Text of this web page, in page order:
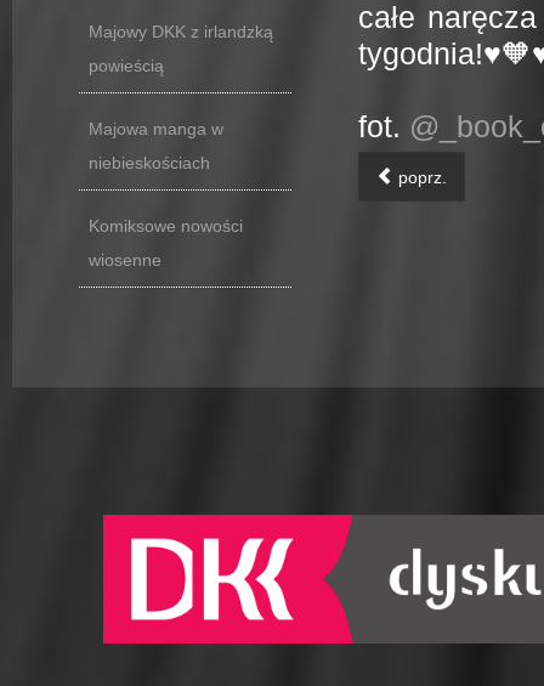
Majowy DKK z irlandzką
powieścią
Majowa manga w
niebieskościach
Komiksowe nowości
wiosenne
całe
fot.
poprz.